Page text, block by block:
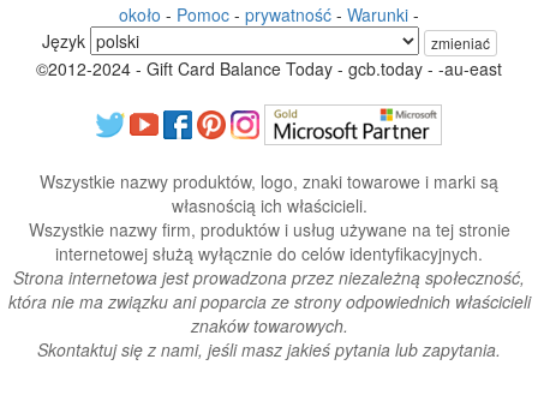
około - Pomoc - prywatność - Warunki -
Język
zmieniać
©2012-2024 - Gift Card Balance Today - gcb.today - -au-east
Wszystkie nazwy produktów, logo, znaki towarowe i marki są
własnością ich właścicieli.
Wszystkie nazwy firm, produktów i usług używane na tej stronie
internetowej służą wyłącznie do celów identyfikacyjnych.
Strona internetowa jest prowadzona przez niezależną społeczność,
która nie ma związku ani poparcia ze strony odpowiednich właścicieli
znaków towarowych.
Skontaktuj się z nami, jeśli masz jakieś pytania lub zapytania.